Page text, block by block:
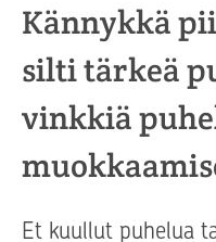
Kännykkä
silti tärkeä
vinkkiä
Et kuullut puhelua